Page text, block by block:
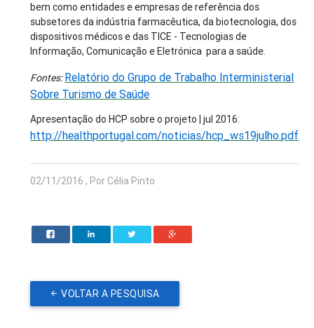
bem como entidades e empresas de referência dos
subsetores da indústria farmacêutica, da biotecnologia, dos
dispositivos médicos e das TICE - Tecnologias de
Informação, Comunicação e Eletrónica para a saúde.
Fontes:Relatório do Grupo de Trabalho Interministerial
Sobre Turismo de Saúde
Apresentação do HCP sobre o projeto | jul 2016:
http://healthportugal.com/noticias/hcp_ws19julho.pdf
02/11/2016 , Por Célia Pinto
VOLTAR A PESQUISA